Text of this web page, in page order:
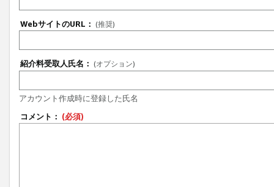
WebサイトのURL： (推奨)
紹介料受取人氏名： (オプション)
アカウント作成時に登録した氏名
コメント： (必須)